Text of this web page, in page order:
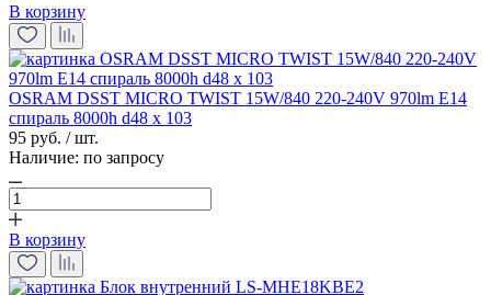
В корзину
OSRAM DSST MICRO TWIST 15W/840 220-240V 970lm E14
спираль 8000h d48 x 103
95 руб. / шт.
Наличие: по запросу
В корзину